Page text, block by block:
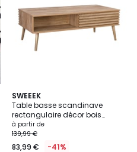
SWEEEK
Table basse scandinave
rectangulaire décor bois
rainuré 1 porte coulissante
MADERE
à partir de
139,99 €
83,99 € -41%
3,4
/ 5
2
Couleurs